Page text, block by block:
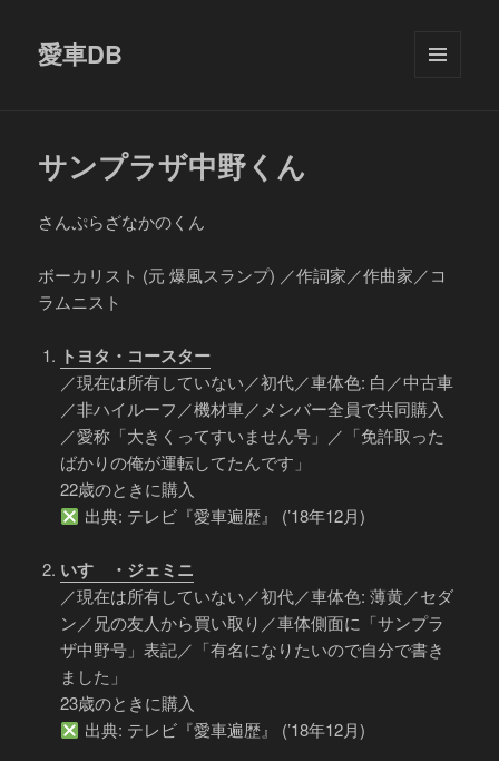
愛車DB
サンプラザ中野くん
さんぷらざなかのくん
ボーカリスト (元 爆風スランプ) ／作詞家／作曲家／コ
ラムニスト
トヨタ・コースター
／現在は所有していない／初代／車体色: 白／中古車
／非ハイルーフ／機材車／メンバー全員で共同購入
／愛称「大きくってすいません号」／「免許取った
ばかりの俺が運転してたんです」
22歳のときに購入
出典: テレビ『愛車遍歴』 (’18年12月)
いすゞ・ジェミニ
／現在は所有していない／初代／車体色: 薄黄／セダ
ン／兄の友人から買い取り／車体側面に「サンプラ
ザ中野号」表記／「有名になりたいので自分で書き
ました」
23歳のときに購入
出典: テレビ『愛車遍歴』 (’18年12月)